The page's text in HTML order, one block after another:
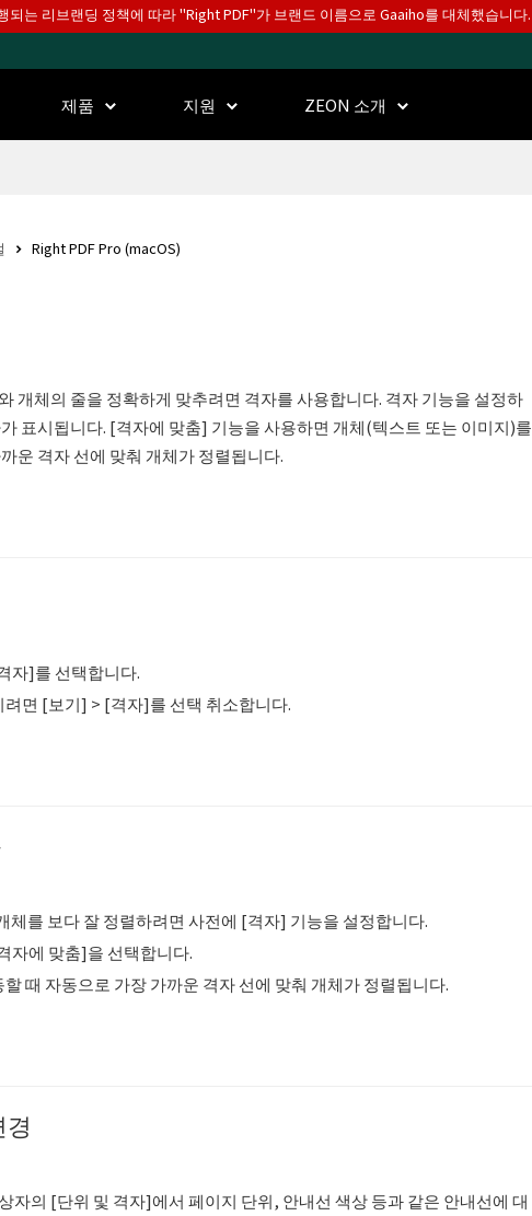
되는 리브랜딩 정책에 따라 "Right PDF"가 브랜드 이름으로 Gaaiho를 대체했습니다.
제품 지원 ZEON 소개
Right PDF Pro (macOS)
개체의 줄을 정확하게 맞추려면 격자를 사용합니다. 격자 기능을 설정하
표시됩니다. [격자에 맞춤] 기능을 사용하면 개체(텍스트 또는 이미지)를
운 격자 선에 맞춰 개체가 정렬됩니다.
자]를 선택합니다.
려면 [보기] > [격자]를 선택 취소합니다.
체를 보다 잘 정렬하려면 사전에 [격자] 기능을 설정합니다.
자에 맞춤]을 선택합니다.
때 자동으로 가장 가까운 격자 선에 맞춰 개체가 정렬됩니다.
자의 [단위 및 격자]에서 페이지 단위, 안내선 색상 등과 같은 안내선에 대